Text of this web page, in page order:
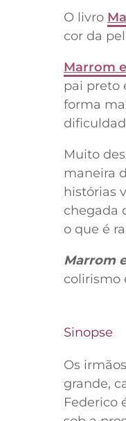
O livro
cor da
Marrom
pai preto
forma
Muito
maneira
histórias
chegada
o que é
Marrom
colirismo
Sinopse
Os
grande,
Federico